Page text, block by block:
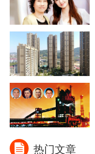
热门文章